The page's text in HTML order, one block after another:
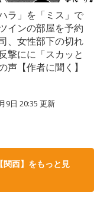
ラ」を「ミス」で
インの部屋を予約
、女性部下の切れ
撃にに「スカッと
声【作者に聞く】
9日 20:35 更新
関西】をもっと見